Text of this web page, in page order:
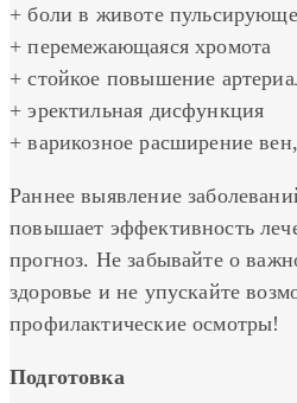
+ боли в животе
+ перемежающаяся хромота
+ стойкое повышение
+ эректильная дисфункция
+ варикозное расширение
Раннее выявление
повышает эффективность
прогноз. Не забывайте о
здоровье и не упускайте
профилактические осмотры!
Подготовка